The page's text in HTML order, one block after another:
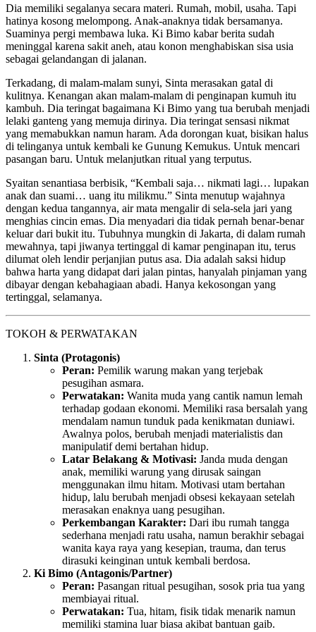
Dia memiliki segalanya secara materi. Rumah, mobil, usaha. Tapi
hatinya kosong melompong. Anak-anaknya tidak bersamanya.
Suaminya pergi membawa luka. Ki Bimo kabar berita sudah
meninggal karena sakit aneh, atau konon menghabiskan sisa usia
sebagai gelandangan di jalanan.
Terkadang, di malam-malam sunyi, Sinta merasakan gatal di
kulitnya. Kenangan akan malam-malam di penginapan kumuh itu
kambuh. Dia teringat bagaimana Ki Bimo yang tua berubah menjadi
lelaki ganteng yang memuja dirinya. Dia teringat sensasi nikmat
yang memabukkan namun haram. Ada dorongan kuat, bisikan halus
di telinganya untuk kembali ke Gunung Kemukus. Untuk mencari
pasangan baru. Untuk melanjutkan ritual yang terputus.
Syaitan senantiasa berbisik, “Kembali saja… nikmati lagi… lupakan
anak dan suami… uang itu milikmu.” Sinta menutup wajahnya
dengan kedua tangannya, air mata mengalir di sela-sela jari yang
menghias cincin emas. Dia menyadari dia tidak pernah benar-benar
keluar dari bukit itu. Tubuhnya mungkin di Jakarta, di dalam rumah
mewahnya, tapi jiwanya tertinggal di kamar penginapan itu, terus
dilumat oleh lendir perjanjian putus asa. Dia adalah saksi hidup
bahwa harta yang didapat dari jalan pintas, hanyalah pinjaman yang
dibayar dengan kebahagiaan abadi. Hanya kekosongan yang
tertinggal, selamanya.
TOKOH & PERWATAKAN
Sinta (Protagonis)
Peran: Pemilik warung makan yang terjebak
pesugihan asmara.
Perwatakan: Wanita muda yang cantik namun lemah
terhadap godaan ekonomi. Memiliki rasa bersalah yang
mendalam namun tunduk pada kenikmatan duniawi.
Awalnya polos, berubah menjadi materialistis dan
manipulatif demi bertahan hidup.
Latar Belakang & Motivasi: Janda muda dengan
anak, memiliki warung yang dirusak saingan
menggunakan ilmu hitam. Motivasi utam bertahan
hidup, lalu berubah menjadi obsesi kekayaan setelah
merasakan enaknya uang pesugihan.
Perkembangan Karakter: Dari ibu rumah tangga
sederhana menjadi ratu usaha, namun berakhir sebagai
wanita kaya raya yang kesepian, trauma, dan terus
dirasuki keinginan untuk kembali berdosa.
Ki Bimo (Antagonis/Partner)
Peran: Pasangan ritual pesugihan, sosok pria tua yang
membiayai ritual.
Perwatakan: Tua, hitam, fisik tidak menarik namun
memiliki stamina luar biasa akibat bantuan gaib.